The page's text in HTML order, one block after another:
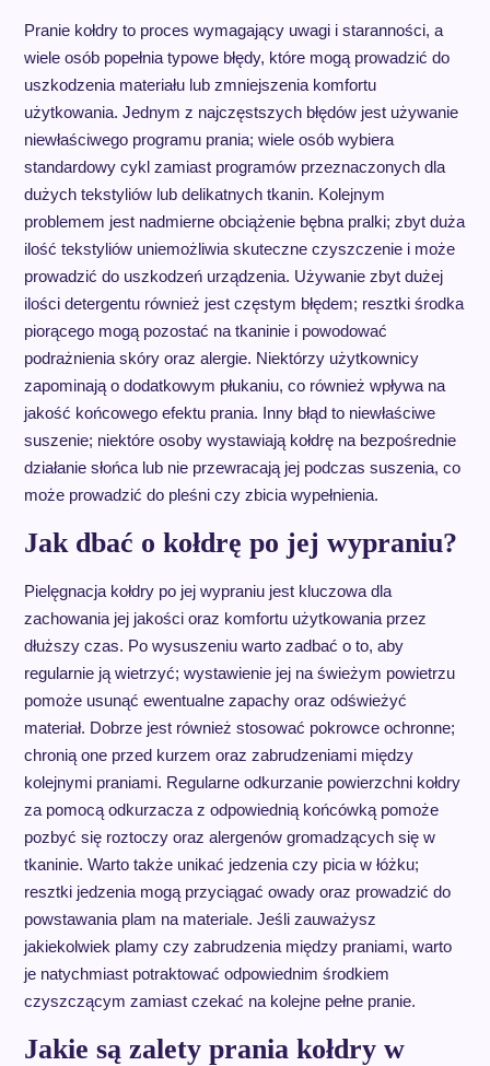
Pranie kołdry to proces wymagający uwagi i staranności, a
wiele osób popełnia typowe błędy, które mogą prowadzić do
uszkodzenia materiału lub zmniejszenia komfortu
użytkowania. Jednym z najczęstszych błędów jest używanie
niewłaściwego programu prania; wiele osób wybiera
standardowy cykl zamiast programów przeznaczonych dla
dużych tekstyliów lub delikatnych tkanin. Kolejnym
problemem jest nadmierne obciążenie bębna pralki; zbyt duża
ilość tekstyliów uniemożliwia skuteczne czyszczenie i może
prowadzić do uszkodzeń urządzenia. Używanie zbyt dużej
ilości detergentu również jest częstym błędem; resztki środka
piorącego mogą pozostać na tkaninie i powodować
podrażnienia skóry oraz alergie. Niektórzy użytkownicy
zapominają o dodatkowym płukaniu, co również wpływa na
jakość końcowego efektu prania. Inny błąd to niewłaściwe
suszenie; niektóre osoby wystawiają kołdrę na bezpośrednie
działanie słońca lub nie przewracają jej podczas suszenia, co
może prowadzić do pleśni czy zbicia wypełnienia.
Jak dbać o kołdrę po jej wypraniu?
Pielęgnacja kołdry po jej wypraniu jest kluczowa dla
zachowania jej jakości oraz komfortu użytkowania przez
dłuższy czas. Po wysuszeniu warto zadbać o to, aby
regularnie ją wietrzyć; wystawienie jej na świeżym powietrzu
pomoże usunąć ewentualne zapachy oraz odświeżyć
materiał. Dobrze jest również stosować pokrowce ochronne;
chronią one przed kurzem oraz zabrudzeniami między
kolejnymi praniami. Regularne odkurzanie powierzchni kołdry
za pomocą odkurzacza z odpowiednią końcówką pomoże
pozbyć się roztoczy oraz alergenów gromadzących się w
tkaninie. Warto także unikać jedzenia czy picia w łóżku;
resztki jedzenia mogą przyciągać owady oraz prowadzić do
powstawania plam na materiale. Jeśli zauważysz
jakiekolwiek plamy czy zabrudzenia między praniami, warto
je natychmiast potraktować odpowiednim środkiem
czyszczącym zamiast czekać na kolejne pełne pranie.
Jakie są zalety prania kołdry w